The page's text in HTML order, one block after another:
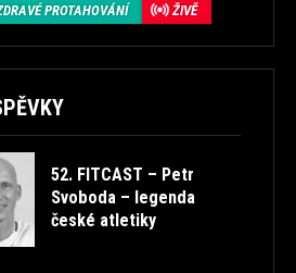
PROTAHOVÁNÍ ŽIVĚ
52. FITCAST – Petr
Svoboda – legenda
české atletiky